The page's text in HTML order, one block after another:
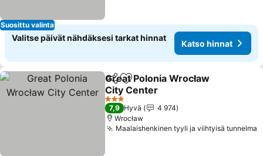
Suosittu valinta
Valitse päivät nähdäksesi tarkat hinnat
Katso hinnat
Jaa Lisää suosikkeihin
Great Polonia Wrocław
City Center
Katso hinnat
3 Tähtiluokitus
7,9 Hyvä
4 974
Wrocław
Maalaishenkinen tyyli ja viihtyisä tunnelma